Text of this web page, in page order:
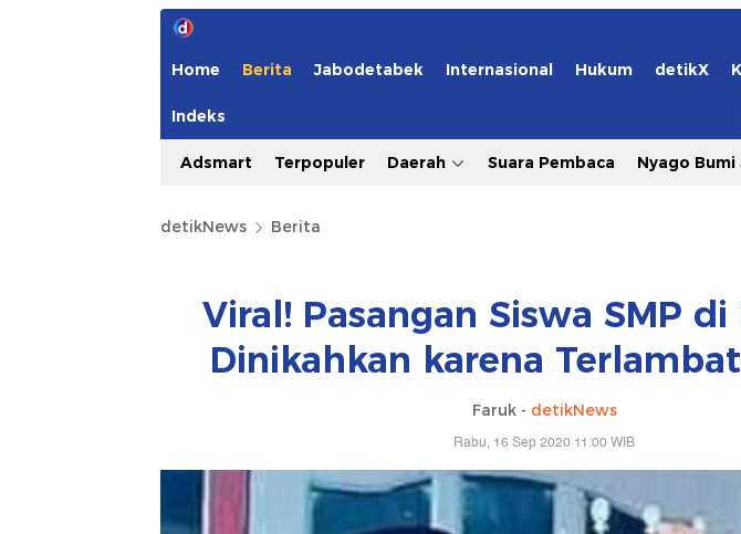
Home Berita Jabodetabek Internasional Hukum detikX
Indeks
Adsmart Terpopuler Daerah Suara Pembaca Nyago Bumi
detikNews Berita
Viral! Pasangan Siswa SMP
Dinikahkan karena
Faruk - detikNews
Rabu, 16 Sep 2020 11:00 WIB